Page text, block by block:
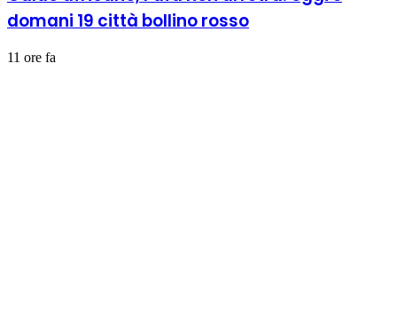
domani 19 città bollino rosso
11 ore fa